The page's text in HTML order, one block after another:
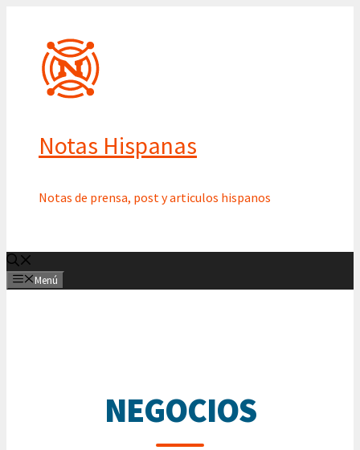
contenido
Notas Hispanas
Notas de prensa, post y articulos hispanos
Menú
NEGOCIOS